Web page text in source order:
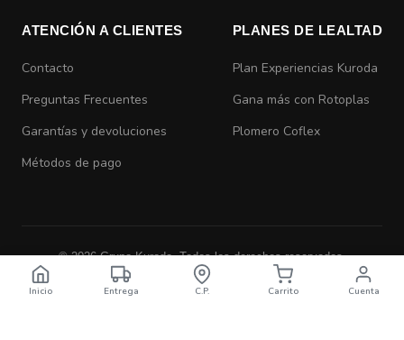
ATENCIÓN A CLIENTES
Contacto
Preguntas Frecuentes
Garantías y devoluciones
Métodos de pago
PLANES DE LEALTAD
Plan Experiencias Kuroda
Gana más con Rotoplas
Plomero Coflex
© 2026 Grupo Kuroda. Todos los derechos reservados.
Aviso de Privacidad
Términos y Condiciones
Inicio Entrega C.P. Carrito Cuenta